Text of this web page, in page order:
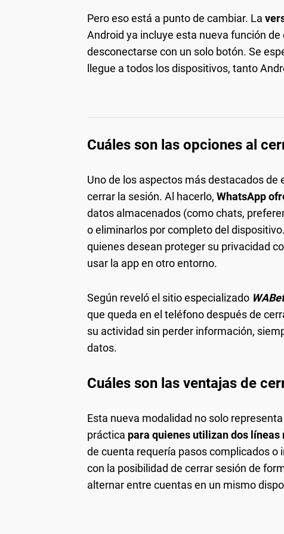
Pero eso está a punto de cambiar. La
Android ya incluye esta nueva función
desconectarse con un solo botón. Se
llegue a todos los dispositivos, tanto
Cuáles son las opciones al
Uno de los aspectos más destacados
cerrar la sesión. Al hacerlo, WhatsApp
datos almacenados (como chats,
o eliminarlos por completo del
quienes desean proteger su privacidad
usar la app en otro entorno.
Según reveló el sitio especializado
que queda en el teléfono después de
su actividad sin perder información,
datos.
Cuáles son las ventajas de
Esta nueva modalidad no solo
práctica para quienes utilizan dos líneas
de cuenta requería pasos complicados o
con la posibilidad de cerrar sesión de
alternar entre cuentas en un mismo